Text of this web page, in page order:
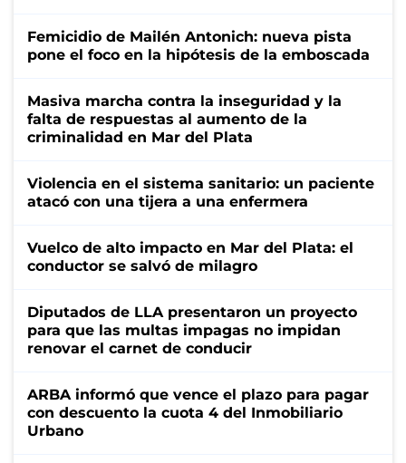
Femicidio de Mailén Antonich: nueva pista
pone el foco en la hipótesis de la emboscada
Masiva marcha contra la inseguridad y la
falta de respuestas al aumento de la
criminalidad en Mar del Plata
Violencia en el sistema sanitario: un paciente
atacó con una tijera a una enfermera
Vuelco de alto impacto en Mar del Plata: el
conductor se salvó de milagro
Diputados de LLA presentaron un proyecto
para que las multas impagas no impidan
renovar el carnet de conducir
ARBA informó que vence el plazo para pagar
con descuento la cuota 4 del Inmobiliario
Urbano